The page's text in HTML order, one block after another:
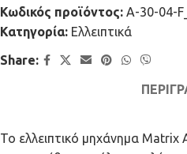
Κωδικός προϊόντος: A-30-04-
Κατηγορία: Ελλειπτικά
Share:
Το ελλειπτικό μηχάνημα Matrix